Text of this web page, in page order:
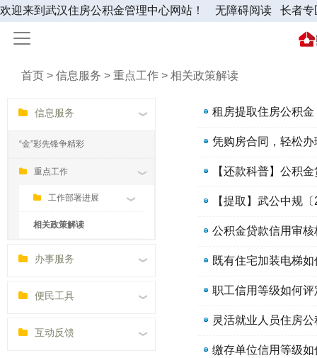
欢迎来到武汉住房公积金管理中心网站！ 无障碍阅读 长者专
首页 > 信息服务 > 重点工作 > 相关政策解读
信息服务
“金”彩先锋争精彩
重点工作
工作部署进展
相关政策解读
办事服务
便民工具
互动反馈
租房提取住房公积
凭购房合同，轻松
【还款科普】公积
公积金贷款信用审
既有住宅加装电梯
职工信用等级如何评
灵活就业人员住房
缴存单位信用等级如